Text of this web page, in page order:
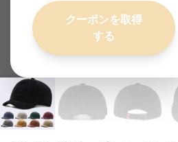
クーポンを取得
する